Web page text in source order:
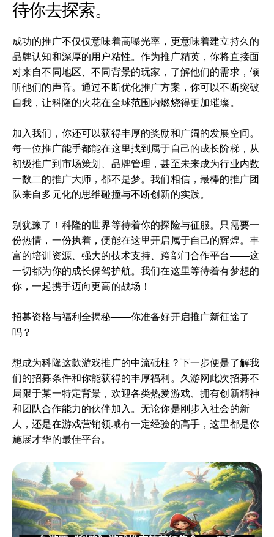
待你去探索。
成功的推广不仅仅意味着高曝光率，更意味着建立持久的
品牌认知和深厚的用户粘性。作为推广精英，你将直接面
对来自不同地区、不同背景的玩家，了解他们的需求，倾
听他们的声音。通过不断优化推广方案，你可以不断突破
自我，让科隆的火花在全球范围内燃烧得更加璀璨。
加入我们，你还可以获得丰厚的奖励和广阔的发展空间。
每一位推广能手都能在这里找到属于自己的成长阶梯，从
初级推广到市场策划、品牌管理，甚至未来成为行业内数
一数二的推广大师，都不是梦。我们相信，最棒的推广团
队来自多元化的思维碰撞与不断创新的实践。
别犹豫了！科隆的世界等待着你的探险与征服。只需要一
份热情，一份执着，便能在这里开启属于自己的辉煌。丰
富的培训资源、强大的技术支持、跨部门合作平台——这
一切都为你的成长保驾护航。我们在这里等待着有梦想的
你，一起携手迈向更高的战场！
招募资格与福利全揭秘——你准备好开启推广新征途了
吗？
想成为科隆这款游戏推广的中流砥柱？下一步便是了解我
们的招募条件和你能获得的丰厚福利。久游网此次招募不
局限于某一特定背景，欢迎各类热爱游戏、拥有创新精神
和团队合作能力的伙伴加入。无论你是刚步入社会的新
人，还是在游戏营销领域有一定经验的高手，这里都是你
施展才华的最佳平台。